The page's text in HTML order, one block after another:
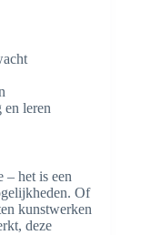
leren
– het is een
Of
kunstwerken
deze